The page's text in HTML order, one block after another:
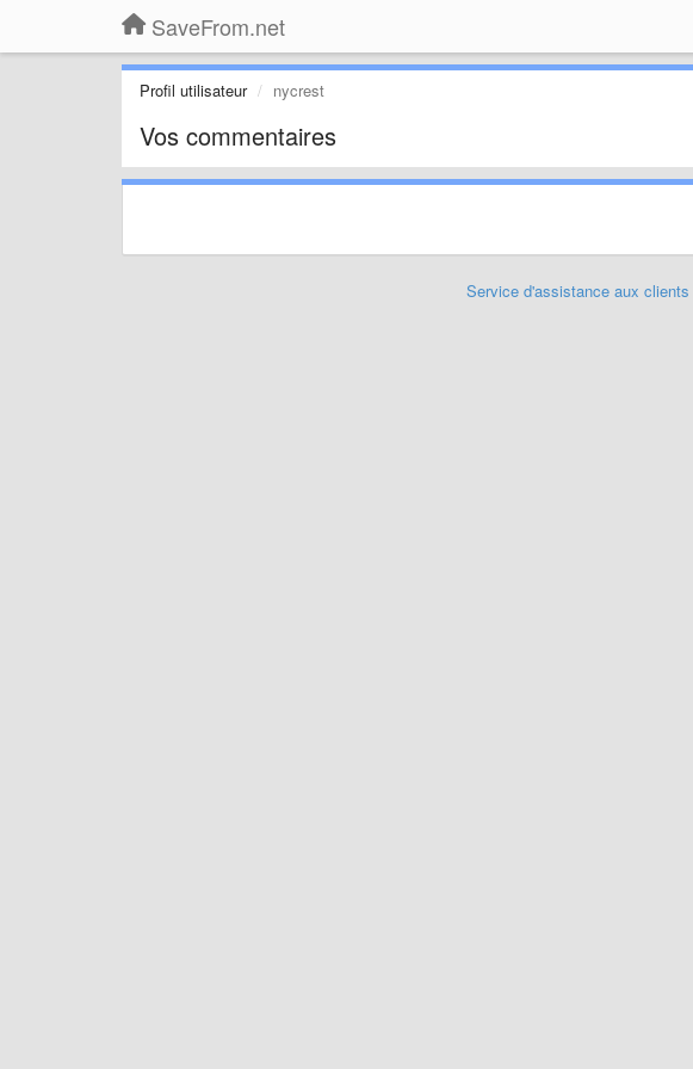
SaveFrom.net
Profil utilisateur nycrest
Vos commentaires
Service d'assistance aux clients